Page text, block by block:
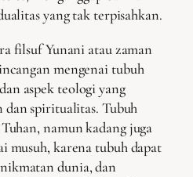
yang tak terpisahkan.
filsuf Yunani atau zaman
mengenai tubuh
aspek teologi yang
dan spiritualitas. Tubuh
namun kadang juga
musuh, karena tubuh dapat
dunia, dan